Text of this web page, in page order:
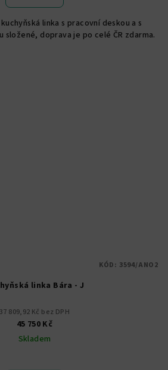
z
5
linka s pracovní deskou a s
složené, doprava je po celé ČR zdarma.
linka Bára - J
37 809,92 Kč bez DPH
45 750 Kč
Skladem
KÓD: 3594/ANO2